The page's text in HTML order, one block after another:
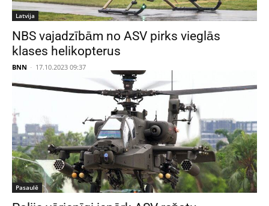
Latvija
NBS vajadzībām no ASV pirks vieglās
klases helikopterus
BNN - 17.10.2023 09:37
Pasaulē